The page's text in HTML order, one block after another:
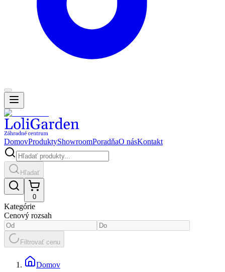
DomovProduktyShowroomPoradňaO násKontakt
Hľadať
0
Kategórie
Cenový rozsah
Filtrovať cenu
Domov